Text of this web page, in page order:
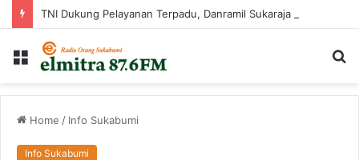
Menu
Home / Info Sukabumi
Info Sukabumi